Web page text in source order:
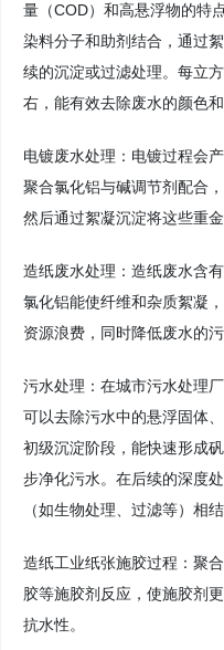
量（COD）和高悬浮物的特
染料分子和助剂结合，通过
续的沉淀或过滤处理。每立
右，能有效去除废水的颜色和
电镀废水处理：电镀过程会
聚合氯化铝与碱调节剂配合
然后通过絮凝沉淀将这些重
造纸废水处理：造纸废水含
氯化铝能使纤维和杂质絮凝
资源浪费，同时降低废水的污
污水处理：在城市污水处理
可以去除污水中的悬浮固体
初级沉淀阶段，能快速形成
步净化污水。在后续的深度
（如生物处理、过滤等）相
造纸工业纸张施胶过程：聚
胶等施胶剂反应，使施胶剂
抗水性。